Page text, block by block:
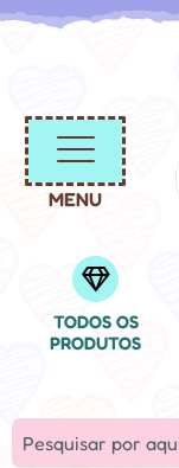
MENU
TODOS OS
PRODUTOS